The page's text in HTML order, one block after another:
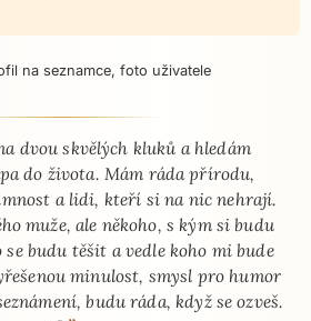
dvou skvělých kluků a hledám
do života. Mám ráda přírodu,
a lidi, kteří si na nic nehrají.
muže, ale někoho, s kým si budu
budu těšit a vedle koho mi bude
minulost, smysl pro humor
budu ráda, když se ozveš.